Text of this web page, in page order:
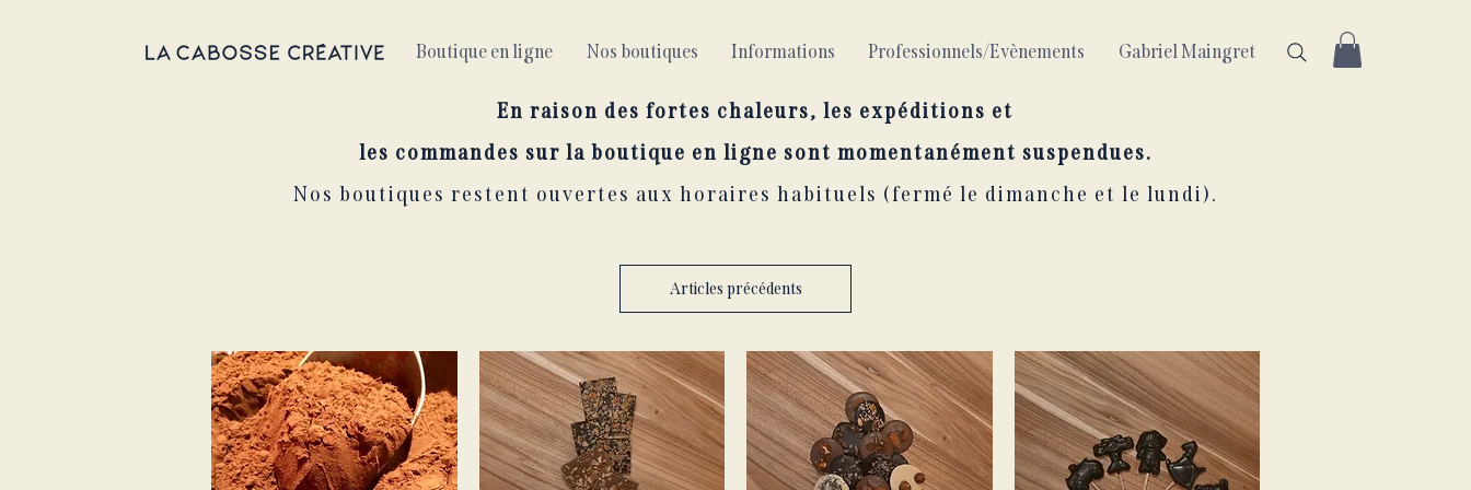
Boutique en ligne Nos boutiques Informations Professionnels/Evènements Gabriel Maingret
En raison des fortes chaleurs, les expéditions et
les commandes sur la boutique en ligne sont momentanément suspendues.
Nos boutiques restent ouvertes aux horaires habituels (fermé le dimanche et le lundi).
Articles précédents